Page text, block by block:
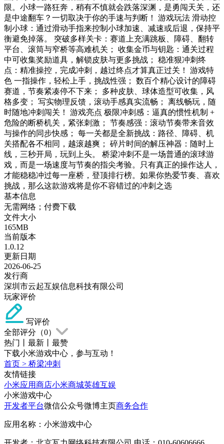
限。小球一路狂奔，稍有不慎就会跌落深渊，是勇闯天关，还
是中途翻车？一切取决于你的手速与判断！ 游戏玩法 滑动控
制小球：通过滑动手指来控制小球加速、减速或后退，保持平
衡避免掉落。 突破多样关卡：赛道上充满跳板、障碍、翻转
平台、滚筒与窄桥等高难机关； 收集金币与钥匙：通关过程
中可收集奖励道具，解锁皮肤与更多挑战； 稳准狠冲刺终
点：精准操控，完成冲刺，越过终点才算真正过关！ 游戏特
色 一指操作，轻松上手，挑战性强； 数百个精心设计的障碍
赛道，节奏紧凑停不下来； 多种皮肤、球体造型可收集，风
格多变； 写实物理反馈，滚动手感真实流畅； 离线畅玩，随
时随地冲刺闯关！ 游戏亮点 极限冲刺感：逼真的惯性机制 +
危险的断桥机关，紧张刺激； 节奏感强：滚动节奏带来音效
与操作的同步快感； 每一关都是全新挑战：路径、障碍、机
关搭配各不相同，越滚越爽； 碎片时间的解压神器：随时上
线，三秒开局，玩到上头。 桥梁冲刺不是一场普通的滚球游
戏，而是一场速度与节奏的指尖考验。只有真正的操作达人，
才能稳稳冲过每一座桥，登顶排行榜。如果你热爱节奏、喜欢
挑战，那么这款游戏将是你不容错过的冲刺之选
基本信息
无需网络；付费下载
文件大小
165MB
当前版本
1.0.12
更新日期
2026-06-25
发行商
深圳市云起互娱信息科技有限公司
玩家评价
写评价
全部评分（0）
热门
最新
最赞
下载小米游戏中心，参与互动！
首页 > 桥梁冲刺
友情链接
小米应用商店小米商城英雄互娱
小米游戏中心
开发者平台微信公众号微博主页商务合作
应用名称：小米游戏中心